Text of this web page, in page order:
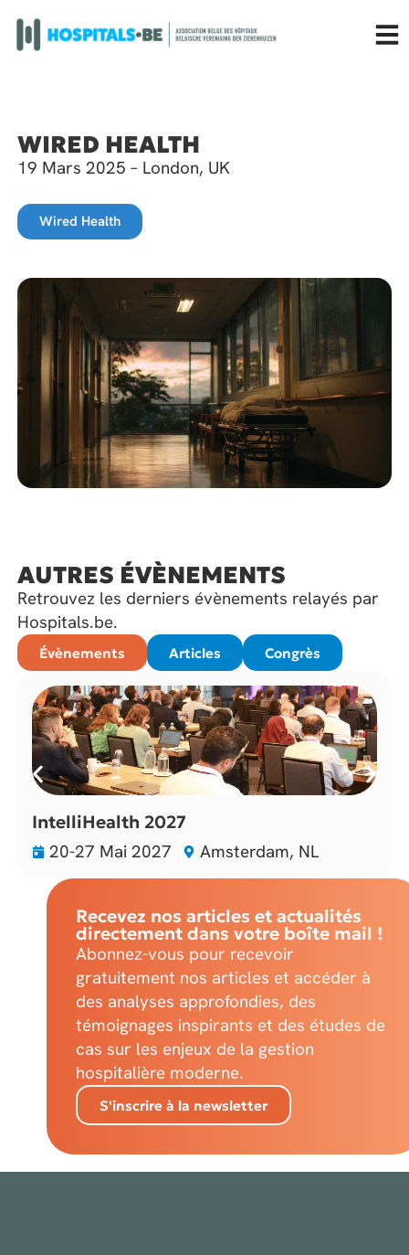
WIRED HEALTH
19 Mars 2025 – London, UK
Wired Health
AUTRES ÉVÈNEMENTS
Retrouvez les derniers évènements relayés par
Hospitals.be.
Évènements Articles Congrès
IntelliHealth 2027
20-27 Mai 2027 Amsterdam, NL
Recevez nos articles et actualités
directement dans votre boîte mail !
Abonnez-vous pour recevoir
gratuitement nos articles et accéder à
des analyses approfondies, des
témoignages inspirants et des études de
cas sur les enjeux de la gestion
hospitalière moderne.
S'inscrire à la newsletter